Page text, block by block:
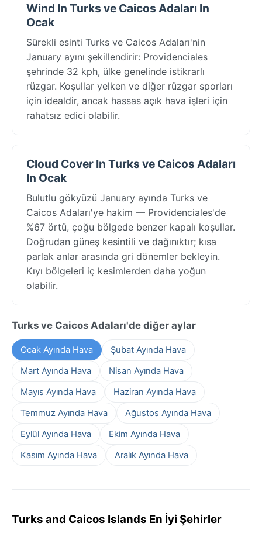
Wind In Turks ve Caicos Adaları In
Ocak
Sürekli esinti Turks ve Caicos Adaları'nin
January ayını şekillendirir: Providenciales
şehrinde 32 kph, ülke genelinde istikrarlı
rüzgar. Koşullar yelken ve diğer rüzgar sporları
için idealdir, ancak hassas açık hava işleri için
rahatsız edici olabilir.
Cloud Cover In Turks ve Caicos Adaları
In Ocak
Bulutlu gökyüzü January ayında Turks ve
Caicos Adaları'ye hakim — Providenciales'de
%67 örtü, çoğu bölgede benzer kapalı koşullar.
Doğrudan güneş kesintili ve dağınıktır; kısa
parlak anlar arasında gri dönemler bekleyin.
Kıyı bölgeleri iç kesimlerden daha yoğun
olabilir.
Turks ve Caicos Adaları'de diğer aylar
Ocak Ayında Hava
Şubat Ayında Hava
Mart Ayında Hava
Nisan Ayında Hava
Mayıs Ayında Hava
Haziran Ayında Hava
Temmuz Ayında Hava
Ağustos Ayında Hava
Eylül Ayında Hava
Ekim Ayında Hava
Kasım Ayında Hava
Aralık Ayında Hava
Turks and Caicos Islands En İyi Şehirler